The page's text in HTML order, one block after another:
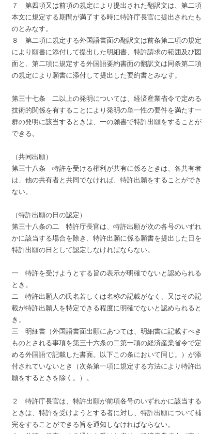
７ 第四項又は前項の規定により提出された翻訳文は、第二項
本文に規定する期間が満了する時に特許庁長官に提出されたも
のとみなす。
８ 第二項に規定する外国語書面の翻訳文は前条第二項の規定
により願書に添付して提出した明細書、特許請求の範囲及び図
面と、第二項に規定する外国語要約書面の翻訳文は同条第二項
の規定により願書に添付して提出した要約書とみなす。
第三十七条 二以上の発明については、経済産業省令で定める
技術的関係を有することにより発明の単一性の要件を満たす一
群の発明に該当するときは、一の願書で特許出願をすることが
できる。
（共同出願）
第三十八条 特許を受ける権利が共有に係るときは、各共有者
は、他の共有者と共同でなければ、特許出願をすることができ
ない。
（特許出願の日の認定）
第三十八条の二 特許庁長官は、特許出願が次の各号のいずれ
かに該当する場合を除き、特許出願に係る願書を提出した日を
特許出願の日として認定しなければならない。
一 特許を受けようとする旨の表示が明確でないと認められる
とき。
二 特許出願人の氏名若しくは名称の記載がなく、又はその記
載が特許出願人を特定できる程度に明確でないと認められると
き。
三 明細書（外国語書面出願にあつては、明細書に記載すべき
ものとされる事項を第三十六条の二第一項の経済産業省令で定
める外国語で記載した書面。以下この条において同じ。）が添
付されていないとき（次条第一項に規定する方法により特許出
願をするときを除く。）。
２ 特許庁長官は、特許出願が前項各号のいずれかに該当する
ときは、特許を受けようとする者に対し、特許出願について補
完をすることができる旨を通知しなければならない。